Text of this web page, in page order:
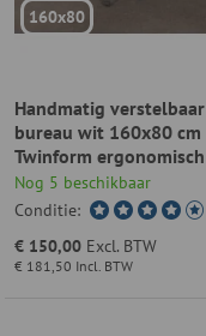
160x80
Handmatig verstelbaar
bureau wit 160x80 cm
Twinform ergonomisch
Nog 5 beschikbaar
Conditie:
€ 181,50 Incl. BTW
€ 150,00 Excl. BTW